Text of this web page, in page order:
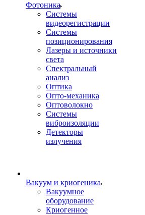
Фотоника
Cистемы
видеорегистрации
Системы
позиционирования
Лазеры и источники
света
Спектральный
анализ
Оптика
Опто-механика
Оптоволокно
Системы
виброизоляции
Детекторы
излучения
Вакуум и криогеника
Вакуумное
оборудование
Криогенное